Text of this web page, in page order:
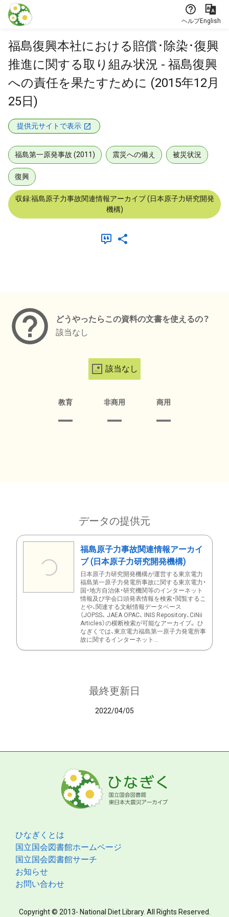
本文に飛ぶ
ヘルプEnglish
福島復興本社における賠償･除染･復興
推進に関する取り組み状況 - 福島復興
への責任を果たすために (2015年12月
25日)
提供元サイトで表示
福島第一原発事故 (2011) 震災への備え 被災状況
復興
収録:福島原子力事故関連情報アーカイブ (日本原子力研究開発
機構)
どうやったらこの資料の文書を使えるの？
該当なし
該当なし
教育 非商用 商用
データの提供元
福島原子力事故関連情報アーカイ
ブ (日本原子力研究開発機構)
日本原子力研究開発機構が運営する東京電力
福島第一原子力発電所事故に関する東京電力・
国・地方自治体・研究機関等のインターネット
情報及び学会口頭発表情報を検索・閲覧するこ
とや、関連する文献情報データベース
（JOPSS、 JAEA OPAC、 INIS Repository、CiNii
Articles）の横断検索が可能なアーカイブ。 ひ
なぎくでは、東京電力福島第一原子力発電所事
故に関するインターネット...
最終更新日
2022/04/05
ひなぎくとは
国立国会図書館ホームページ
国立国会図書館サーチ
お知らせ
お問い合わせ
Copyright © 2013- National Diet Library. All Rights Reserved.